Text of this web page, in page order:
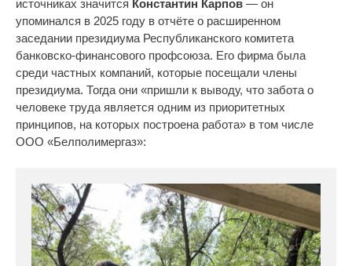
источниках значится Константин Карпов — он
упоминался в 2025 году в отчёте о расширенном
заседании президиума Республиканского комитета
банковско-финансового профсоюза. Его фирма была
среди частных компаний, которые посещали члены
президиума. Тогда они «пришли к выводу, что забота о
человеке труда является одним из приоритетных
принципов, на которых построена работа» в том числе
ООО «Белполимергаз»: